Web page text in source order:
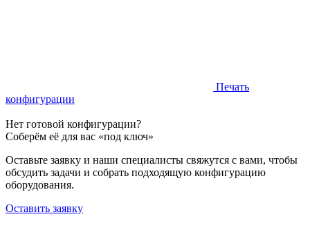
Печать
конфигурации
Нет готовой конфигурации?
Соберём её для вас «под ключ»
Оставьте заявку и наши специалисты свяжутся с вами, чтобы
обсудить задачи и собрать подходящую конфигурацию
оборудования.
Оставить заявку